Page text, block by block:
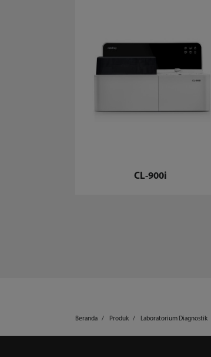
CL-900i
Beranda Produk Laboratorium Diagnostik